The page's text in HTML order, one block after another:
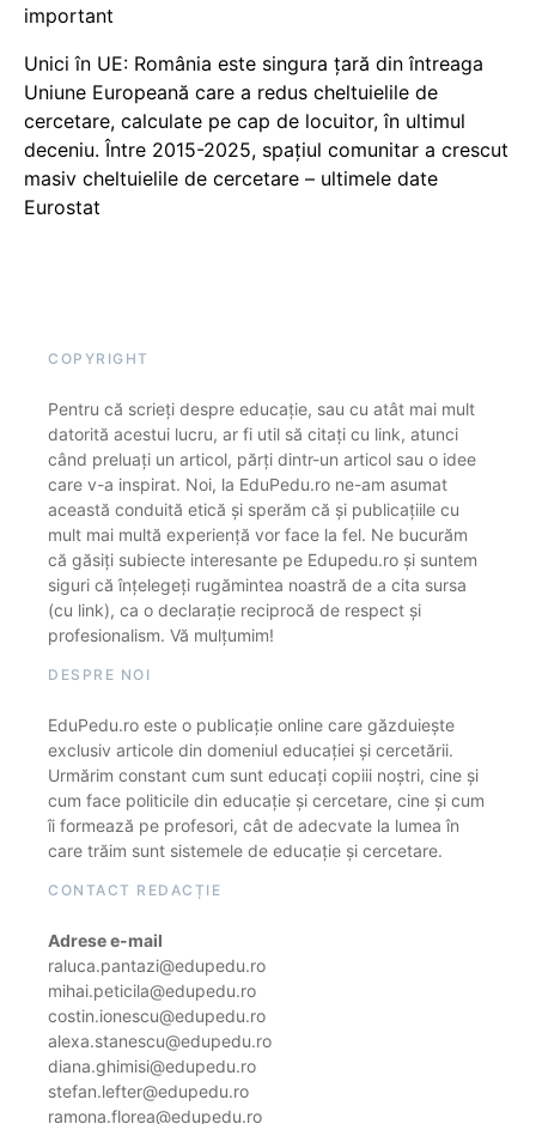
important
Unici în UE: România este singura țară din întreaga
Uniune Europeană care a redus cheltuielile de
cercetare, calculate pe cap de locuitor, în ultimul
deceniu. Între 2015-2025, spațiul comunitar a crescut
masiv cheltuielile de cercetare – ultimele date
Eurostat
COPYRIGHT
Pentru că scrieți despre educație, sau cu atât mai mult
datorită acestui lucru, ar fi util să citați cu link, atunci
când preluați un articol, părți dintr-un articol sau o idee
care v-a inspirat. Noi, la EduPedu.ro ne-am asumat
această conduită etică și sperăm că și publicațiile cu
mult mai multă experiență vor face la fel. Ne bucurăm
că găsiți subiecte interesante pe Edupedu.ro și suntem
siguri că înțelegeți rugămintea noastră de a cita sursa
(cu link), ca o declarație reciprocă de respect și
profesionalism. Vă mulțumim!
DESPRE NOI
EduPedu.ro este o publicație online care găzduiește
exclusiv articole din domeniul educației și cercetării.
Urmărim constant cum sunt educați copiii noștri, cine și
cum face politicile din educație și cercetare, cine și cum
îi formează pe profesori, cât de adecvate la lumea în
care trăim sunt sistemele de educație și cercetare.
CONTACT REDACȚIE
Adrese e-mail
raluca.pantazi@edupedu.ro
mihai.peticila@edupedu.ro
costin.ionescu@edupedu.ro
alexa.stanescu@edupedu.ro
diana.ghimisi@edupedu.ro
stefan.lefter@edupedu.ro
ramona.florea@edupedu.ro